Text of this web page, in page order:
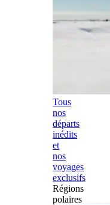
Tous
nos
départs
inédits
et
nos
voyages
exclusifs
Régions
polaires